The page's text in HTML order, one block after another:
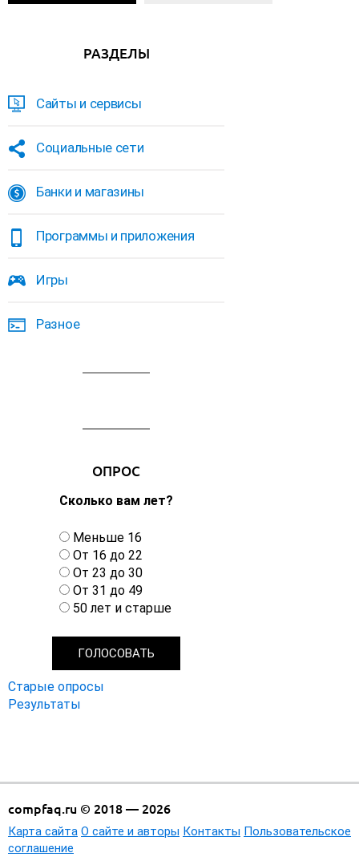
РАЗДЕЛЫ
Сайты и сервисы
Социальные сети
Банки и магазины
Программы и приложения
Игры
Разное
ОПРОС
Сколько вам лет?
В
а
р
и
а
Меньше 16
От 16 до 22
От 23 до 30
От 31 до 49
50 лет и старше
Старые опросы
Результаты
compfaq.ru © 2018 — 2026
Карта сайта О сайте и авторы Контакты Пользовательское
соглашение